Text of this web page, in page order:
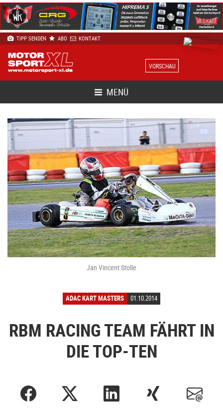
TIPP SENDEN ABO KONTAKT
VORSCHAU
MENÜ
Jan Vincent Stolle
ADAC KART MASTERS 01.10.2014
RBM RACING TEAM FÄHRT IN
DIE TOP-TEN